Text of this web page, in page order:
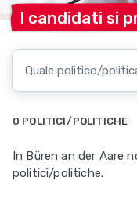
I candidati si
0 POLITICI/POLITICHE
In Büren an der Aare
politici/politiche.